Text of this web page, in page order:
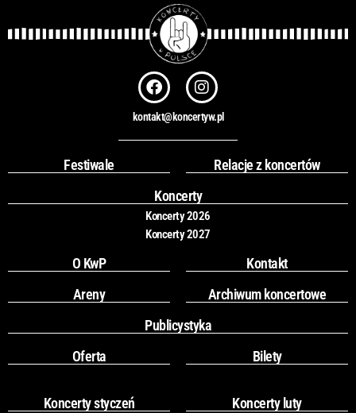
F
a
c
e
b
o
k
I
n
s
t
a
r
a
m
kontakt@koncertyw.pl
Festiwale
Relacje z koncertów
Koncerty
Koncerty 2026
Koncerty 2027
O KwP
Kontakt
Areny
Archiwum koncertowe
Publicystyka
Oferta
Bilety
Koncerty styczeń
Koncerty luty